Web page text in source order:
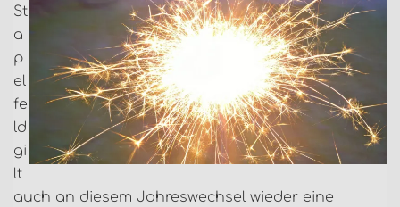
St
a
p
el
fe
ld
gi
lt
auch an diesem Jahreswechsel wieder eine